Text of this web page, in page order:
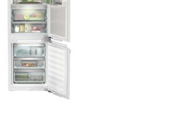
DODAJ U KOŠARICU